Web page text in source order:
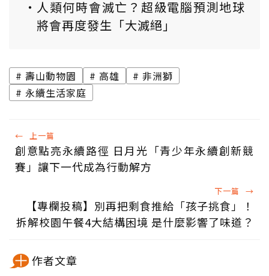
人類何時會滅亡？超級電腦預測地球
將會再度發生「大滅絕」
壽山動物園 高雄
非洲獅
永續生活家庭
← 上一篇
創意點亮永續路徑 日月光「青少年永續創新競
賽」讓下一代成為行動解方
下一篇 →
【專欄投稿】別再把剩食推給「孩子挑食」！
拆解校園午餐4大結構困境 是什麼影響了味道？
作者文章